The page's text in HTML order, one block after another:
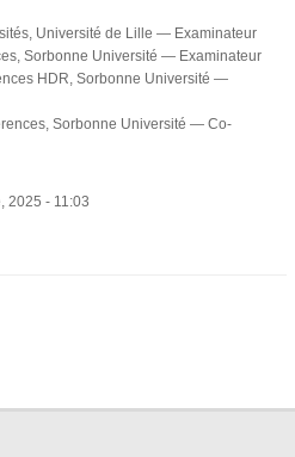
Université de Lille — Examinateur
Sorbonne Université — Examinateur
HDR, Sorbonne Université —
Sorbonne Université — Co-
2025 - 11:03